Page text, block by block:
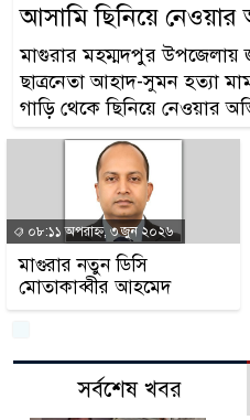
আসামি ছিনিয়ে
মাগুরার মহম্মদপুর উপজেলায়
ছাত্রনেতা আহাদ-সুমন হত্যা
গাড়ি থেকে ছিনিয়ে নেওয়ার
০৮:১১ অপরাহ্ন, ৩ জুন ২০২৬
মাগুরার নতুন ডিসি
মোতাকাব্বীর আহমেদ
সর্বশেষ খবর